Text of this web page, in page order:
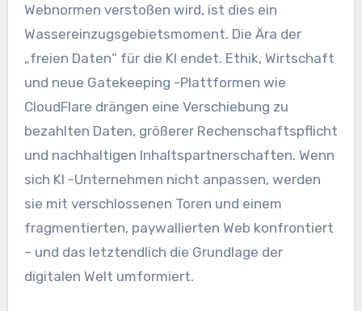
Webnormen verstoßen wird, ist dies ein
Wassereinzugsgebietsmoment. Die Ära der
„freien Daten“ für die KI endet. Ethik, Wirtschaft
und neue Gatekeeping -Plattformen wie
CloudFlare drängen eine Verschiebung zu
bezahlten Daten, größerer Rechenschaftspflicht
und nachhaltigen Inhaltspartnerschaften. Wenn
sich KI -Unternehmen nicht anpassen, werden
sie mit verschlossenen Toren und einem
fragmentierten, paywallierten Web konfrontiert
– und das letztendlich die Grundlage der
digitalen Welt umformiert.